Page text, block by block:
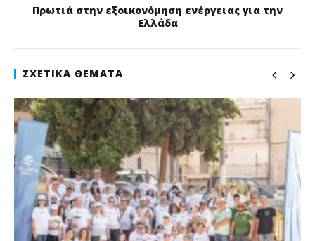
Πρωτιά στην εξοικονόμηση ενέργειας για την
Ελλάδα
ΣΧΕΤΙΚΆ ΘΈΜΑΤΑ